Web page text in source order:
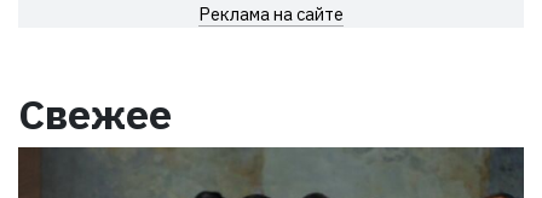
Реклама на сайте
Свежее